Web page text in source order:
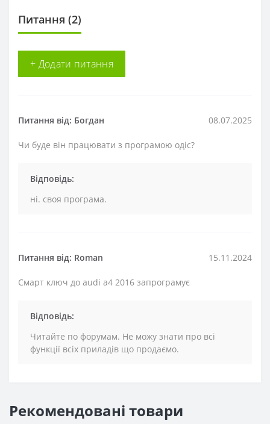
Питання (2)
+ Додати питання
Питання від: Богдан 08.07.2025
Чи буде він працювати з програмою одіс?
Відповідь:
ні. своя програма.
Питання від: Roman 15.11.2024
Смарт ключ до audi a4 2016 запрограмує
Відповідь:
Читайте по форумам. Не можу знати про всі
функції всіх приладів що продаємо.
Рекомендовані товари